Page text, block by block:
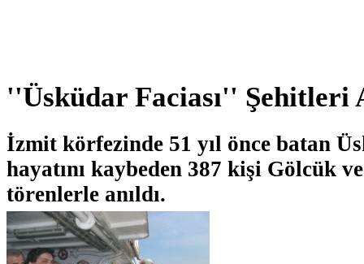
''Üsküdar Faciası'' Şehitleri
İzmit körfezinde 51 yıl önce batan
hayatını kaybeden 387 kişi Gölcük
törenlerle anıldı.